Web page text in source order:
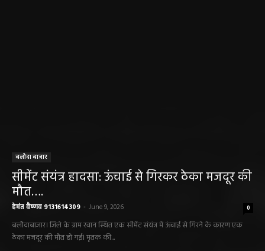
बलौदा बाजार
सीमेंट संयंत्र हादसा: ऊंचाई से गिरकर ठेका मजदूर की
मौत….
हेमंत वैष्णव 9131614309 - June 9, 2026 0
बलौदाबाजार। जिले के ग्राम रवान स्थित एक सीमेंट संयंत्र में ऊंचाई से गिरने के कारण एक
ठेका मजदूर की मौत हो गई। मृतक की...